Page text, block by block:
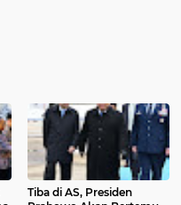
Tiba di AS, Presiden